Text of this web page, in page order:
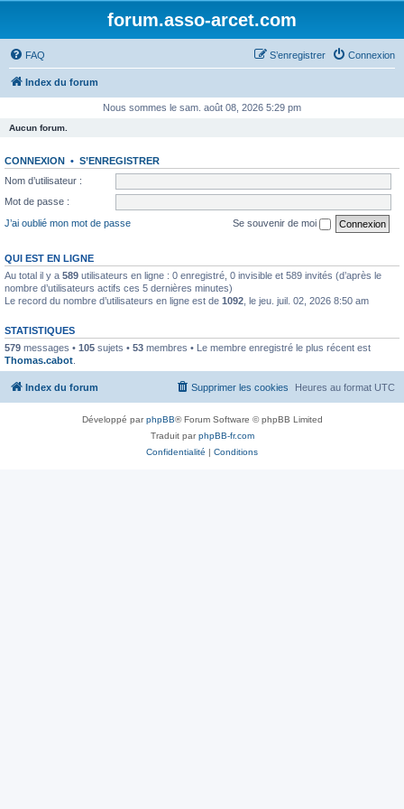
forum.asso-arcet.com
FAQ Connexion
S’enregistrer
Index du forum
Nous sommes le sam. août 08, 2026 5:29 pm
Aucun forum.
CONNEXION • S’ENREGISTRER
Nom d’utilisateur :
Mot de passe :
J’ai oublié mon mot de passe
Se souvenir de moi
QUI EST EN LIGNE
Au total il y a 589 utilisateurs en ligne : 0 enregistré, 0 invisible et 589 invités (d’après le
nombre d’utilisateurs actifs ces 5 dernières minutes)
Le record du nombre d’utilisateurs en ligne est de 1092 , le jeu. juil. 02, 2026 8:50 am
STATISTIQUES
579 messages • 105 sujets • 53 membres • Le membre enregistré le plus récent est
Thomas.cabot
Index du forum Heures au format UTC
Supprimer les cookies
Développé parphpBB® Forum Software © phpBB Limited
Traduit parphpBB-fr.com
Confidentialité | Conditions